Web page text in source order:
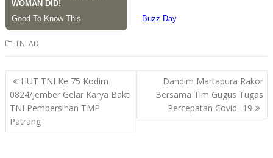
TNI AD
Post
navigation
HUT TNI Ke 75 Kodim
0824/Jember Gelar Karya Bakti
TNI Pembersihan TMP
Patrang
Dandim Martapura Rakor
Bersama Tim Gugus Tugas
Percepatan Covid -19